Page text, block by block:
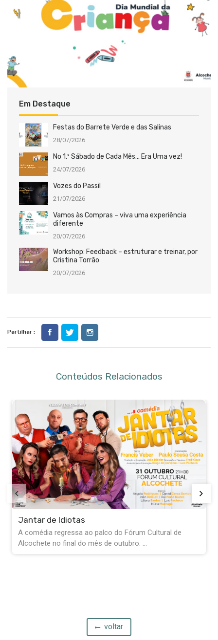
Em Destaque
Festas do Barrete Verde e das Salinas
28/07/2026
No 1.º Sábado de Cada Mês... Era Uma vez!
24/07/2026
Vozes do Passil
21/07/2026
Vamos às Compras – viva uma experiência
diferente
20/07/2026
Workshop: Feedback – estruturar e treinar, por
Cristina Torrão
20/07/2026
Partilhar :
Conteúdos Relacionados
Exposição Fernando Pessoa - “Quanto fui,
quanto não fui, tudo isto sou”
A Biblioteca de Alcochete convida-o a entrar no
voltar